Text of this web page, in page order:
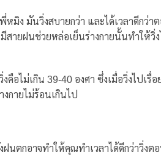
หมิง มันวิ่งสบายกว่า และได้เวลาดีกว่า
สายฝนช่วยหล่อเย็นร่างกายนั้นทำให้วิ่ง
อไม่เกิน 39-40 องศา ซึ่งเมื่อวิ่งไปเรื่อ
กายไม่ร้อนเกินไป
นตกอาจทำให้คุณทำเวลาได้ดีกว่าวิ่งต